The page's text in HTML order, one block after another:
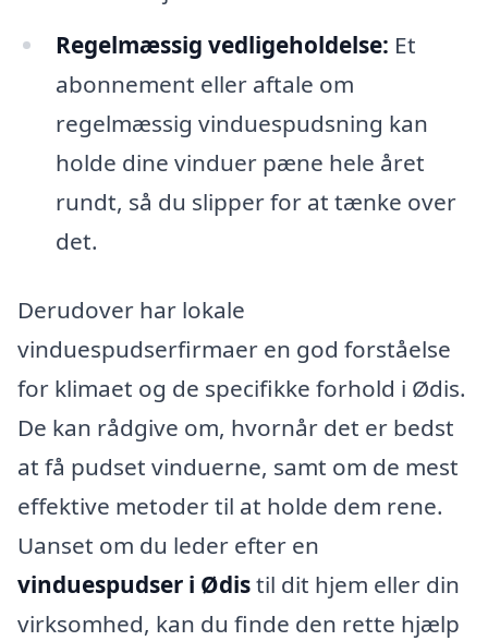
Regelmæssig vedligeholdelse: Et
abonnement eller aftale om
regelmæssig vinduespudsning kan
holde dine vinduer pæne hele året
rundt, så du slipper for at tænke over
det.
Derudover har lokale
vinduespudserfirmaer en god forståelse
for klimaet og de specifikke forhold i Ødis.
De kan rådgive om, hvornår det er bedst
at få pudset vinduerne, samt om de mest
effektive metoder til at holde dem rene.
Uanset om du leder efter en
vinduespudser i Ødistil dit hjem eller din
virksomhed, kan du finde den rette hjælp